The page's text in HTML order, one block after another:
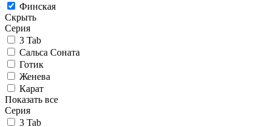
Финская
Скрыть
Серия
3 Tab
Сальса Соната
Готик
Женева
Карат
Показать все
Серия
3 Tab